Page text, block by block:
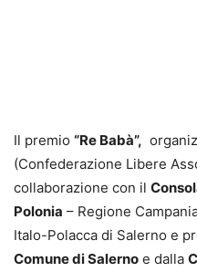
Il premio “Re Babà”,
(Confederazione Libere
collaborazione con il
Polonia – Regione
Italo-Polacca di Salerno e
Comune di Salerno e dalla